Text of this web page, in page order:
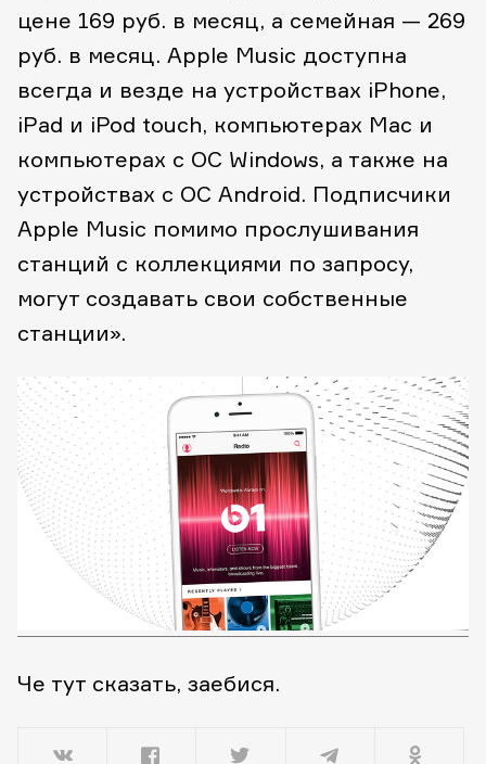
цене 169 руб. в месяц, а семейная — 269
руб. в месяц. Apple Music доступна
всегда и везде на устройствах iPhone,
iPad и iPod touch, компьютерах Mac и
компьютерах с ОС Windows, а также на
устройствах с ОС Android. Подписчики
Apple Music помимо прослушивания
станций с коллекциями по запросу,
могут создавать свои собственные
станции».
Че тут сказать, заебися.